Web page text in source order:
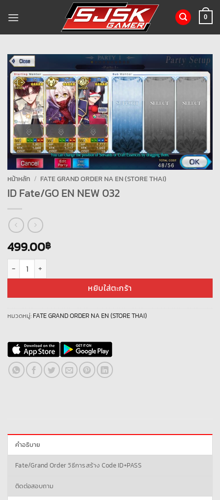
0
หน้าหลัก / FATE GRAND ORDER NA EN (STORE THAI)
ID Fate/GO EN NEW 032
499.00฿
จำนวน ID Fate/GO EN NEW 032 ชิ้น
หยิบใส่ตะกร้า
หมวดหมู่: FATE GRAND ORDER NA EN (STORE THAI)
คำอธิบาย
Fate/Grand Order วิธีการสร้าง Code ID+PASS
ติดต่อสอบถาม